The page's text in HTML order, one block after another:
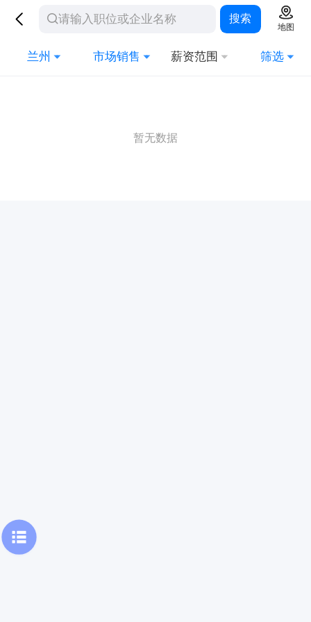
搜索
地图
兰州 市场销售 薪资范围 筛选
暂无数据